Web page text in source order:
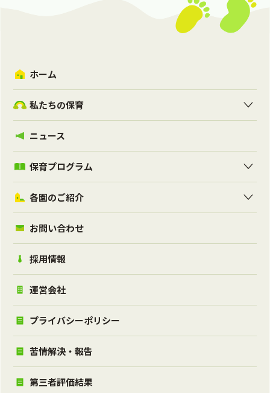
ホーム
私たちの保育
ニュース
保育プログラム
各園のご紹介
お問い合わせ
採用情報
運営会社
プライバシーポリシー
苦情解決・報告
第三者評価結果